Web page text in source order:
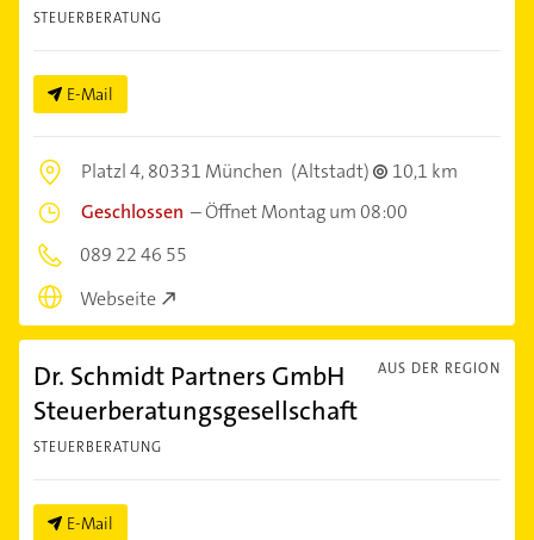
STEUERBERATUNG
E-Mail
Platzl 4,80331 München (Altstadt)
10,1 km
Geschlossen –Öffnet Montag um 08:00
089 22 46 55
Webseite
AUS DER REGION
Dr. Schmidt Partners GmbH
Steuerberatungsgesellschaft
STEUERBERATUNG
E-Mail